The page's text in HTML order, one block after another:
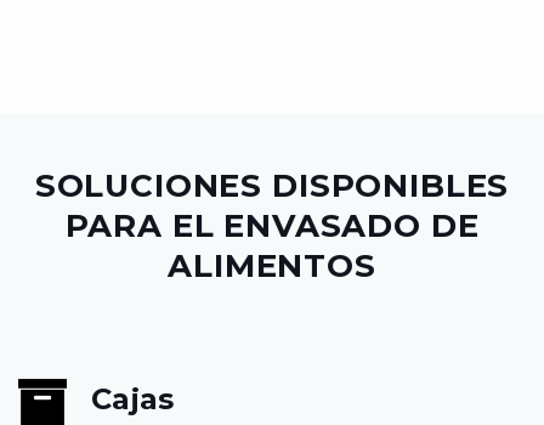
SOLUCIONES DISPONIBLES
PARA EL ENVASADO DE
ALIMENTOS
Cajas